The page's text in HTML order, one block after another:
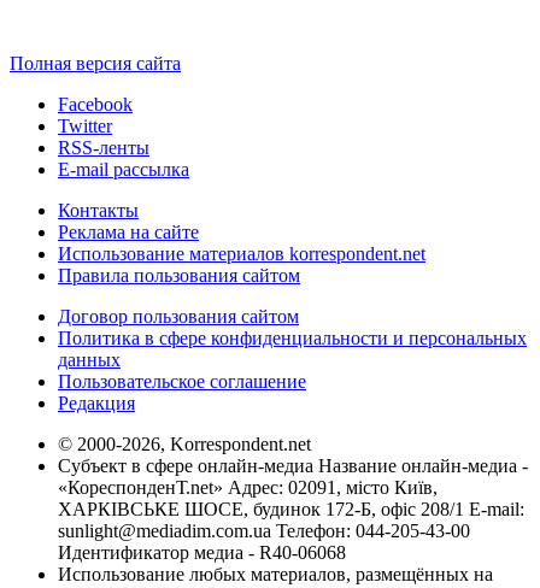
Полная версия сайта
Facebook
Twitter
RSS-ленты
E-mail рассылка
Контакты
Реклама на сайте
Использование материалов korrespondent.net
Правила пользования сайтом
Договор пользования сайтом
Политика в сфере конфиденциальности и персональных
данных
Пользовательское соглашение
Редакция
© 2000-2026, Korrespondent.net
Субъект в сфере онлайн-медиа Название онлайн-медиа -
«КореспонденТ.net» Адрес: 02091, місто Київ,
ХАРКІВСЬКЕ ШОСЕ, будинок 172-Б, офіс 208/1 E-mail:
sunlight@mediadim.com.ua Телефон: 044-205-43-00
Идентификатор медиа - R40-06068
Использование любых материалов, размещённых на